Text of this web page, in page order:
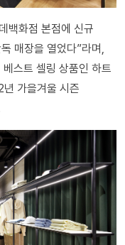
백화점 본점에 신규
매장을 열었다”라며,
스트 셀링 상품인 하트
년 가을겨울 시즌